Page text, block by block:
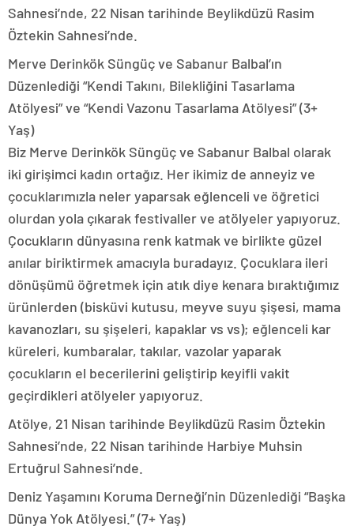
Sahnesi’nde, 22 Nisan tarihinde Beylikdüzü Rasim
Öztekin Sahnesi’nde.
Merve Derinkök Süngüç ve Sabanur Balbal’ın
Düzenlediği “Kendi Takını, Bilekliğini Tasarlama
Atölyesi” ve “Kendi Vazonu Tasarlama Atölyesi” (3+
Yaş)
Biz Merve Derinkök Süngüç ve Sabanur Balbal olarak
iki girişimci kadın ortağız. Her ikimiz de anneyiz ve
çocuklarımızla neler yaparsak eğlenceli ve öğretici
olurdan yola çıkarak festivaller ve atölyeler yapıyoruz.
Çocukların dünyasına renk katmak ve birlikte güzel
anılar biriktirmek amacıyla buradayız. Çocuklara ileri
dönüşümü öğretmek için atık diye kenara bıraktığımız
ürünlerden (bisküvi kutusu, meyve suyu şişesi, mama
kavanozları, su şişeleri, kapaklar vs vs); eğlenceli kar
küreleri, kumbaralar, takılar, vazolar yaparak
çocukların el becerilerini geliştirip keyifli vakit
geçirdikleri atölyeler yapıyoruz.
Atölye, 21 Nisan tarihinde Beylikdüzü Rasim Öztekin
Sahnesi’nde, 22 Nisan tarihinde Harbiye Muhsin
Ertuğrul Sahnesi’nde.
Deniz Yaşamını Koruma Derneği’nin Düzenlediği “Başka
Dünya Yok Atölyesi.” (7+ Yaş)